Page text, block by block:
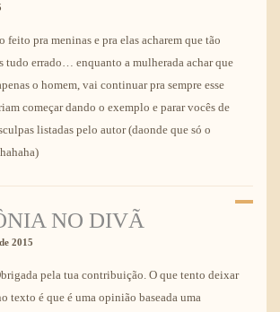
feito pra meninas e pra elas acharem que tão
tudo errado… enquanto a mulherada achar que
o homem, vai continuar pra sempre esse
começar dando o exemplo e parar vocês de
listadas pelo autor (daonde que só o
NO DIVÃ
2015
pela tua contribuição. O que tento deixar
texto é que é uma opinião baseada uma